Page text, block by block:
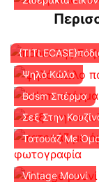
Ψηλό Κώλο
Bdsm Σπέρμα
Σεξ Στην
Τατουάζ Με
Vintage Μουνί